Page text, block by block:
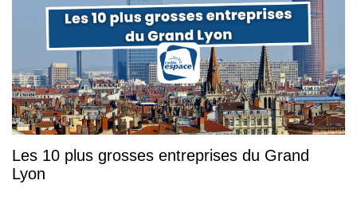
Les 10 plus grosses entreprises du Grand
Lyon